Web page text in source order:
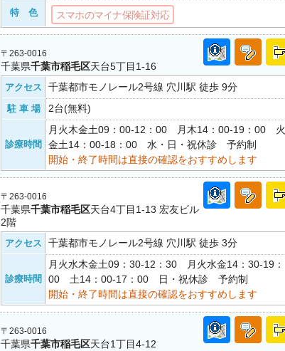
特 色 スマホのマイナ保険証対応
〒263-0016
千葉県千葉市稲毛区天台5丁目1-16
アクセス 千葉都市モノレール2号線 穴川駅 徒歩 9分
駐 車 場 2台(無料)
診療時間
月火木金土09：00-12：00 月木14：00-19：00 火
金土14：00-18：00 水・日・祝休診 予約制
開始・終了時間は直接の確認をおすすめします
〒263-0016
千葉県千葉市稲毛区天台4丁目1-13 宏友ビル
2階
アクセス 千葉都市モノレール2号線 穴川駅 徒歩 3分
診療時間
月火水木金土09：30-12：30 月火水金14：30-19：
00 土14：00-17：00 日・祝休診 予約制
開始・終了時間は直接の確認をおすすめします
〒263-0016
千葉県千葉市稲毛区天台1丁目4-12